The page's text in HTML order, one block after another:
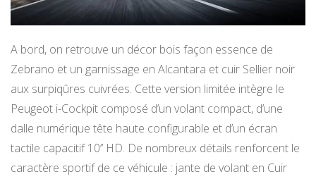
A bord, on retrouve un décor bois façon essence de
Zebrano et un garnissage en Alcantara et cuir Sellier noir
aux surpiqûres cuivrées. Cette version limitée intègre le
Peugeot i-Cockpit composé d’un volant compact, d’une
dalle numérique tête haute configurable et d’un écran
tactile capacitif 10’’ HD. De nombreux détails renforcent le
caractère sportif de ce véhicule : jante de volant en Cuir